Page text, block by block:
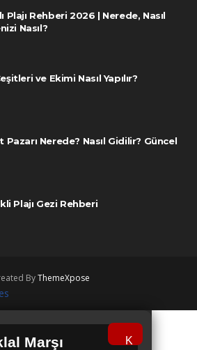
Plajı Rehberi 2026 | Nerede, Nasıl
Nasıl?
ve Ekimi Nasıl Yapılır?
Pazarı Nerede? Nasıl Gidilir? Güncel
Plajı Gezi Rehberi
ByThemeXpose
Marşı K